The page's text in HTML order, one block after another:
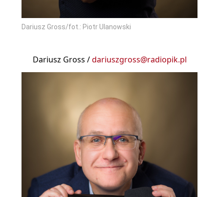
Dariusz Gross/fot.: Piotr Ulanowski
Dariusz Gross /dariuszgross@radiopik.pl